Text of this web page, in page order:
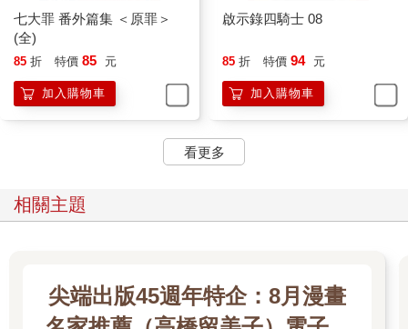
七大罪 番外篇集 ＜原罪＞
(全)
85 折 特價 85 元
加入購物車
啟示錄四騎士 08
85 折 特價 94 元
加入購物車
看更多
相關主題
尖端出版45週年特企：8月漫畫